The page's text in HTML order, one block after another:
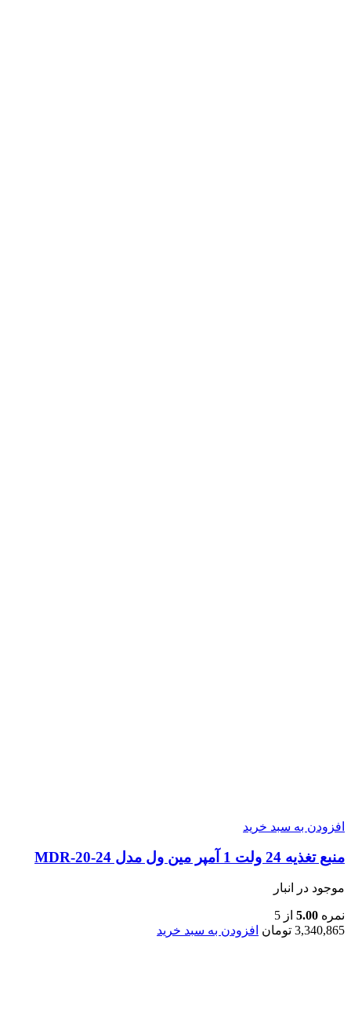
افزودن به سبد خرید
منبع تغذیه 24 ولت 1 آمپر مین ول مدل MDR-20-24
موجود در انبار
نمره 5.00 از 5
3,340,865 تومان افزودن به سبد خرید